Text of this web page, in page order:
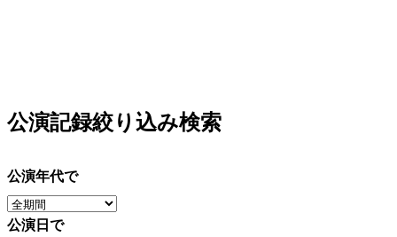
公演記録絞り込み検索
公演年代で
公演日で